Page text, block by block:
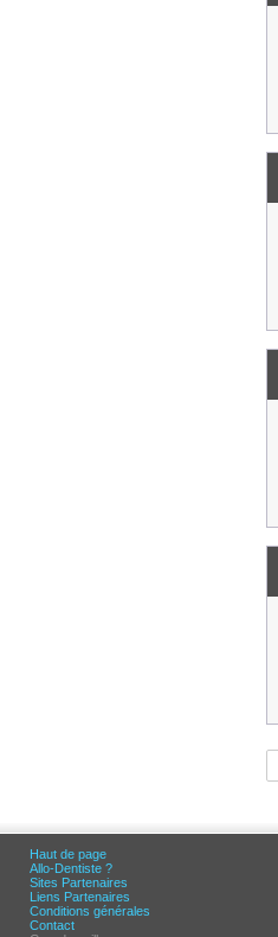
Haut de page
Allo-Dentiste ?
Sites Partenaires
Liens Partenaires
Conditions générales
Contact